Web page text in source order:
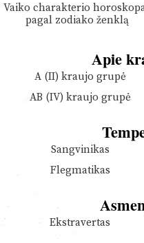
Vaiko charakterio
pagal zodiako ženklą
Apie
A (II) kraujo grupė
AB (IV) kraujo grupė
Sangvinikas
Flegmatikas
Ekstravertas